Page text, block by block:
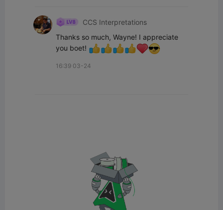
CCS Interpretations
Thanks so much, Wayne! I appreciate
you boet!
16:39 03-24